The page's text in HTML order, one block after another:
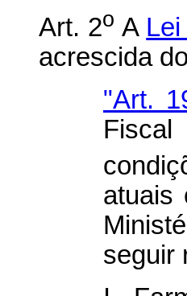
Art. 2o A
acrescida
"Art.
Fiscal
atuais
seguir